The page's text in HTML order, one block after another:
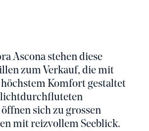
Ascona stehen diese
zum Verkauf, die mit
Komfort gestaltet
sich zu grossen
mit reizvollem Seeblick.